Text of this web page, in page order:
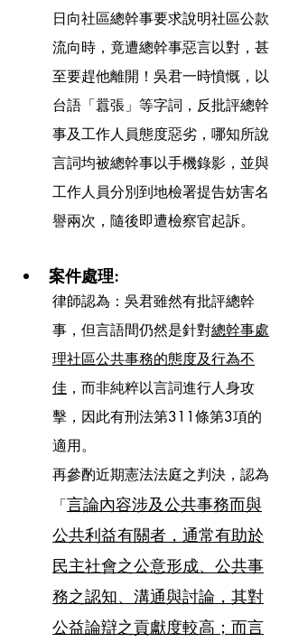
日向社區總幹事要求說明社區公款
流向時，竟遭總幹事惡言以對，甚
至要趕他離開！吳君一時憤慨，以
台語「囂張」等字詞，反批評總幹
事及工作人員態度惡劣，哪知所說
言詞均被總幹事以手機錄影，並與
工作人員分別到地檢署提告妨害名
譽兩次，隨後即遭檢察官起訴。
案件處理:
律師認為：吳君雖然有批評總幹
事，但言語間仍然是針對總幹事處
理社區公共事務的態度及行為不
佳 ，而非純粹以言詞進行人身攻
擊，因此有刑法第311條第3項的
適用。
再參酌近期憲法法庭之判決，認為
「言論內容涉及公共事務而與
公共利益有關者，通常有助於
民主社會之公意形成、公共事
務之認知、溝通與討論，其對
公益論辯之貢獻度較高；而言